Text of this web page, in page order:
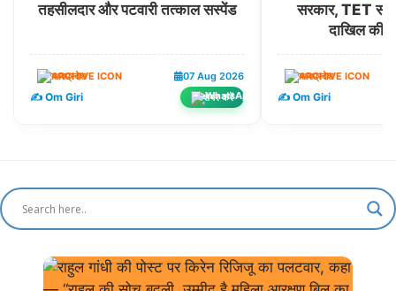
तहसीलदार और पटवारी तत्काल सस्पेंड
मध्यप्रदेश 07 Aug 2026
✍️ Om Giri शेयर करें
सरकार, TET
दाखिल की
मध्यप्रदेश
✍️ Om Giri